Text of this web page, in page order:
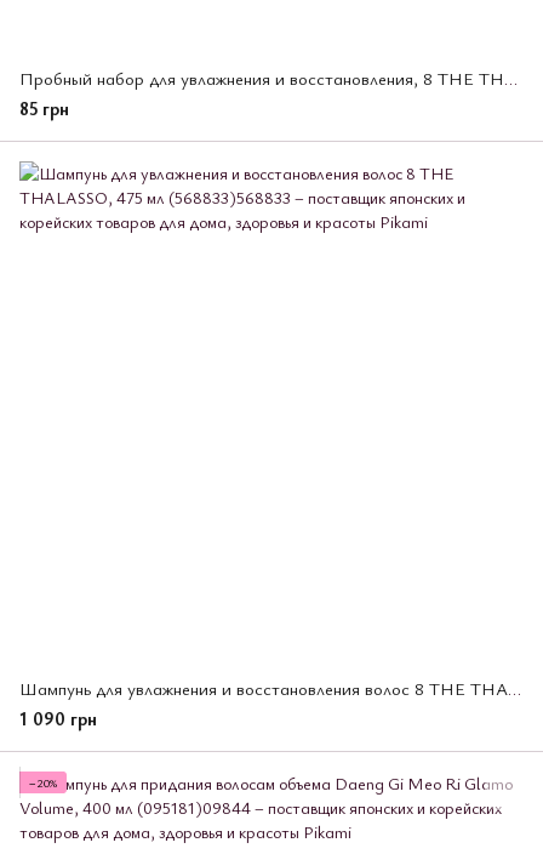
Пробный набор для увлажнения и восстановления, 8 THE THALASSO 10 мл + 10 мл (568871)
85 грн
Шампунь для увлажнения и восстановления волос 8 THE THALASSO, 475 мл (568833)
1 090 грн
−20%